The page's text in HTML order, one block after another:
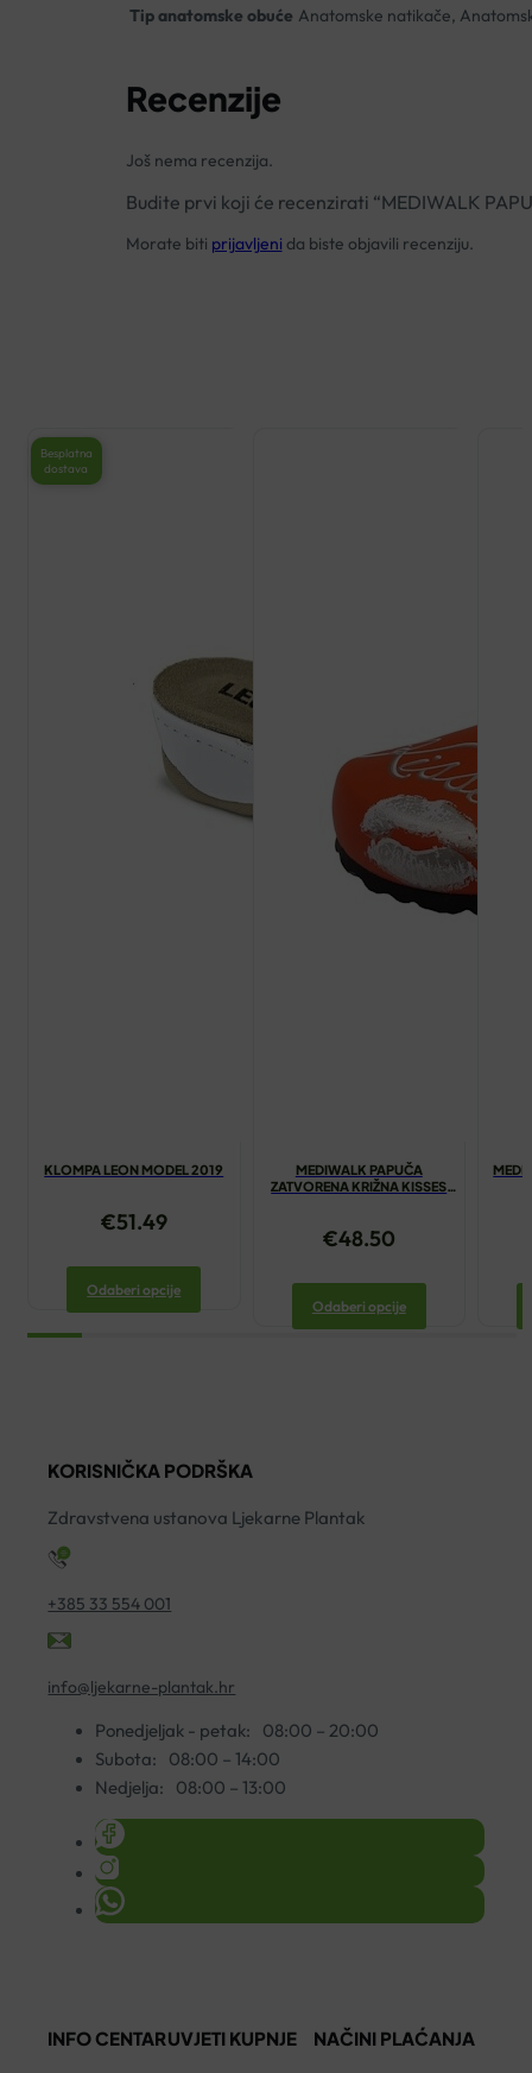
Tip anatomske obuće Anatomske natikače,
Recenzije
Još nema recenzija.
Budite prvi koji će recenzirati “MEDIWALK
Morate biti prijavljeni da biste objavili recenziju.
KLOMPA LEON MODEL 2019
Besplatna
dostava
€51.49
Odaberi opcije
MEDIWALK PAPUČA
ZATVORENA KRIŽNA KISSES
€48.50
Odaberi opcije
KORISNIČKA PODRŠKA
Zdravstvena ustanova Ljekarne Plantak
+385 33 554 001
info@ljekarne-plantak.hr
Ponedjeljak - petak:
08:00 – 20:00
Subota:
08:00 – 14:00
Nedjelja:
08:00 – 13:00
INFO CENTARUVJETI KUPNJE NAČINI PLAĆANJA